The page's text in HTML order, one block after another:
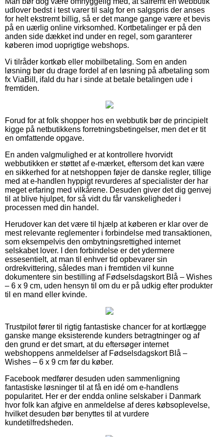
udlover bedst i test varer til salg for en salgspris der anses
for helt ekstremt billig, så er det mange gange være et bevis
på en uærlig online virksomhed. Kortbetalinger er på den
anden side dækket ind under en regel, som garanterer
køberen imod uoprigtige webshops.
Vi tilråder kortkøb eller mobilbetaling. Som en anden
løsning bør du drage fordel af en løsning på afbetaling som
fx ViaBill, ifald du har i sinde at betale betalingen ude i
fremtiden.
Forud for at folk shopper hos en webbutik bør de principielt
kigge på netbutikkens forretningsbetingelser, men det er tit
en omfattende opgave.
En anden valgmulighed er at kontrollere hvorvidt
webbutikken er støttet af e-mærket, eftersom det kan være
en sikkerhed for at netshoppen føjer de danske regler, tillige
med at e-handlen hyppigt revurderes af specialister der har
meget erfaring med vilkårene. Desuden giver det dig genvej
til at blive hjulpet, for så vidt du får vanskeligheder i
processen med din handel.
Herudover kan det være til hjælp at køberen er klar over de
mest relevante reglementer i forbindelse med transaktionen,
som eksempelvis den ombytningsrettighed internet
selskabet lover. I den forbindelse er det ydermere
essesentielt, at man til enhver tid opbevarer sin
ordrekvittering, således man i fremtiden vil kunne
dokumentere sin bestilling af Fødselsdagskort Blå – Wishes
– 6 x 9 cm, uden hensyn til om du er på udkig efter produkter
til en mand eller kvinde.
Trustpilot fører til rigtig fantastiske chancer for at kortlægge
ganske mange eksisterende kunders betragtninger og af
den grund er det smart, at du eftersøger internet
webshoppens anmeldelser af Fødselsdagskort Blå –
Wishes – 6 x 9 cm før du køber.
Facebook medfører desuden uden sammenligning
fantastiske løsninger til at få en idé om e-handlens
popularitet. Her er der endda online selskaber i Danmark
hvor folk kan afgive en anmeldelse af deres købsoplevelse,
hvilket desuden bør benyttes til at vurdere
kundetilfredsheden.